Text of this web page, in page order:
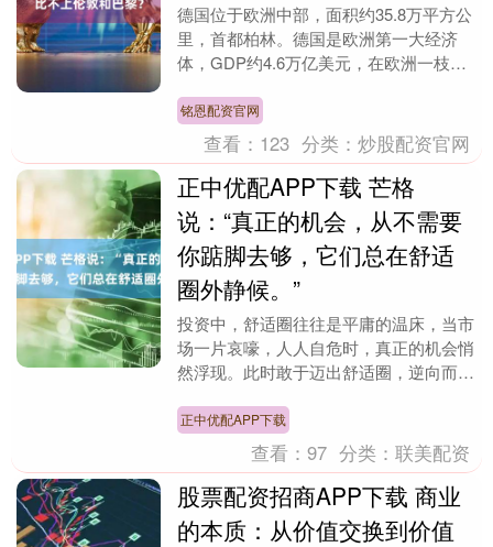
德国位于欧洲中部，面积约35.8万平方公
里，首都柏林。德国是欧洲第一大经济
体，GDP约4.6万亿美元，在欧洲一枝独
万亿美....
铭恩配资官网
查看： 123 分类：炒股配资官网
正中优配APP下载 芒格
说：“真正的机会，从不需要
你踮脚去够，它们总在舒适
圈外静候。”
投资中，舒适圈往往是平庸的温床，当市
场一片哀嚎，人人自危时，真正的机会悄
然浮现。此时敢于迈出舒适圈，逆向而
刻洞察。就像在金融....
正中优配APP下载
查看：97 分类：联美配资
股票配资招商APP下载 商业
的本质：从价值交换到价值